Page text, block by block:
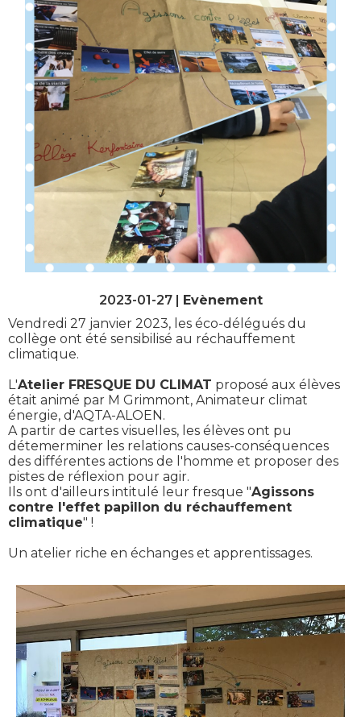
2023-01-27 | Evènement
Vendredi 27 janvier 2023, les éco-délégués du
collège ont été sensibilisé au réchauffement
climatique.
L'Atelier FRESQUE DU CLIMAT proposé aux élèves
était animé par M Grimmont, Animateur climat
énergie, d'AQTA-ALOEN.
A partir de cartes visuelles, les élèves ont pu
détemerminer les relations causes-conséquences
des différentes actions de l'homme et proposer des
pistes de réflexion pour agir.
Ils ont d'ailleurs intitulé leur fresque "Agissons
contre l'effet papillon du réchauffement
climatique" !
Un atelier riche en échanges et apprentissages.